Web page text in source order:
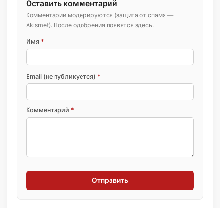
Оставить комментарий
Комментарии модерируются (защита от спама —
Akismet). После одобрения появятся здесь.
Имя *
Email (не публикуется) *
Комментарий *
Отправить